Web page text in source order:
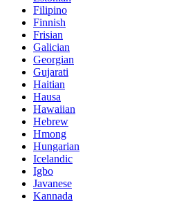
Filipino
Finnish
Frisian
Galician
Georgian
Gujarati
Haitian
Hausa
Hawaiian
Hebrew
Hmong
Hungarian
Icelandic
Igbo
Javanese
Kannada